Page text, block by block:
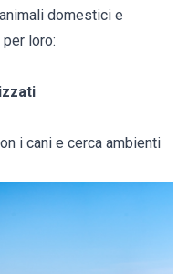
domestici e
loro:
i cani e cerca ambienti